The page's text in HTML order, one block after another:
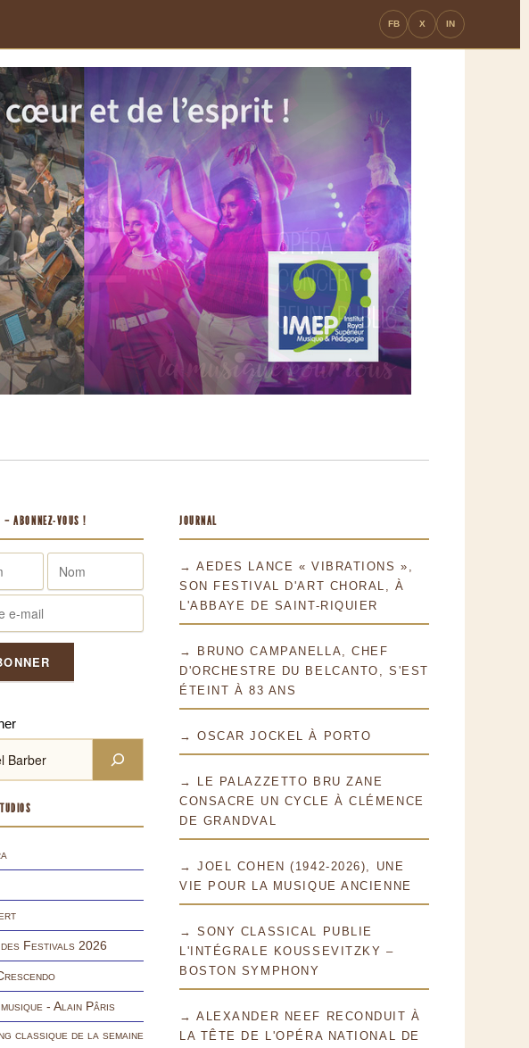
FB X IN
– ABONNEZ-VOUS !
des Festivals 2026
- Alain Pâris
classique de la semaine
JOURNAL
→ AEDES LANCE « VIBRATIONS »,
SON FESTIVAL D'ART CHORAL, À
L'ABBAYE DE SAINT-RIQUIER
→ BRUNO CAMPANELLA, CHEF
D'ORCHESTRE DU BELCANTO, S'EST
ÉTEINT À 83 ANS
→ OSCAR JOCKEL À PORTO
→ LE PALAZZETTO BRU ZANE
CONSACRE UN CYCLE À CLÉMENCE
DE GRANDVAL
→ JOEL COHEN (1942-2026), UNE
VIE POUR LA MUSIQUE ANCIENNE
→ SONY CLASSICAL PUBLIE
L'INTÉGRALE KOUSSEVITZKY –
BOSTON SYMPHONY
→ ALEXANDER NEEF RECONDUIT À
LA TÊTE DE L'OPÉRA NATIONAL DE